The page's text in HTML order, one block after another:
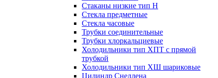
Стаканы низкие тип Н
Стекла предметные
Стекла часовые
Трубки соединительные
Трубки хлоркальциевые
Холодильники тип ХПТ с прямой
трубкой
Холодильники тип ХШ шариковые
Цилиндр Снеллена